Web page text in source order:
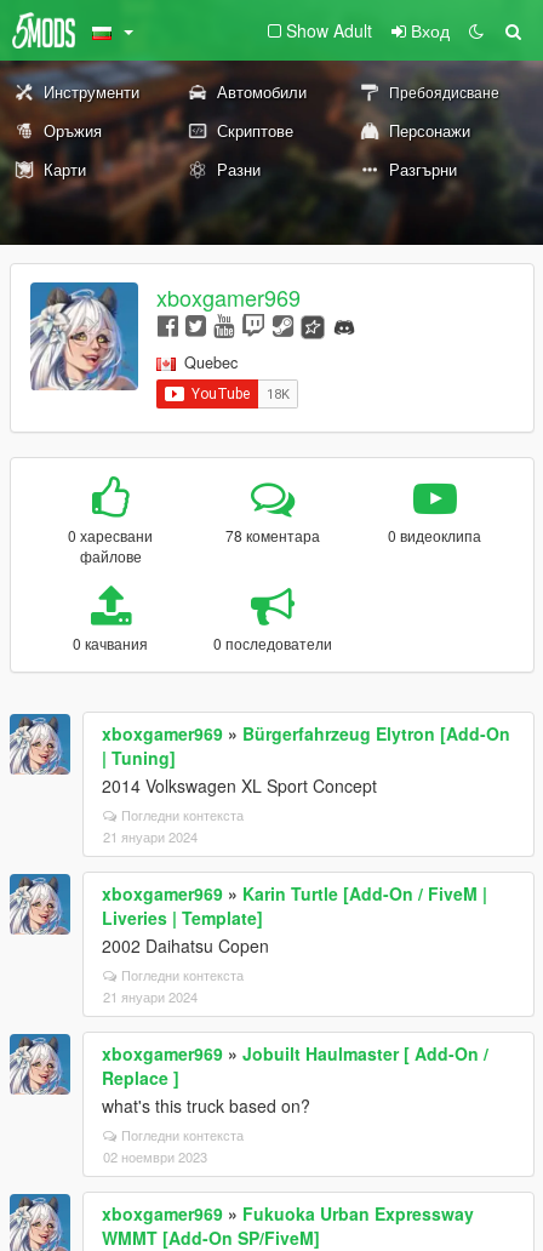
Show Adult Вход
Инструменти Автомобили Пребоядисване
Оръжия Скриптове
Персонажи
Карти
Разни Разгърни
xboxgamer969
Quebec
0 харесвани
файлове
78 коментара 0 видеоклипа
0 качвания 0 последователи
xboxgamer969 » Bürgerfahrzeug Elytron [Add-On
| Tuning]
2014 Volkswagen XL Sport Concept
Погледни контекста
21 януари 2024
xboxgamer969 » Karin Turtle [Add-On / FiveM |
Liveries | Template]
2002 Daihatsu Copen
Погледни контекста
21 януари 2024
xboxgamer969 » Jobuilt Haulmaster [ Add-On /
Replace ]
what's this truck based on?
Погледни контекста
02 ноември 2023
xboxgamer969 » Fukuoka Urban Expressway
WMMT [Add-On SP/FiveM]